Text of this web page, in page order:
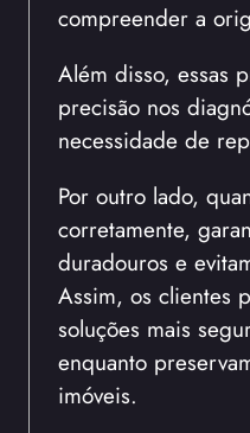
compreender a
Além disso, essas
precisão nos
necessidade de
Por outro lado,
corretamente,
duradouros e
Assim, os clientes
soluções mais
enquanto
imóveis.